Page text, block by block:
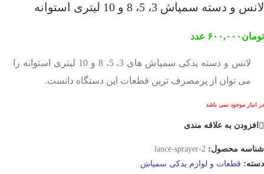
لانس و دسته سمپاش 3، 5، 8 و 10 لیتری استوانه
تومان ۶۰۰,۰۰۰ عدد
لانس و دسته یدکی سمپاش های 3، 5، 8 و 10 لیتری استوانه را
می توان از پرمصرف ترین قطعات این دستگاه دانست.
در انبار موجود نمی باشد
افزودن به علاقه مندی
شناسه محصول: lance-sprayer-2
دسته: قطعات و لوازم یدکی سمپاش